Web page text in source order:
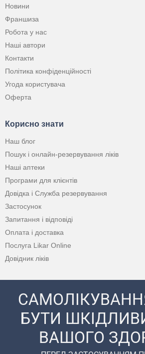
Новини
Франшиза
Робота у нас
Наші автори
Контакти
Політика конфіденційності
Угода користувача
Оферта
Корисно знати
Наш блог
Пошук і онлайн-резервування ліків
Наші аптеки
Програми для клієнтів
Довідка і Служба резервування
Застосунок
Запитання і відповіді
Оплата і доставка
Послуга Likar Online
Довідник ліків
БУТИ
ВАШОГО